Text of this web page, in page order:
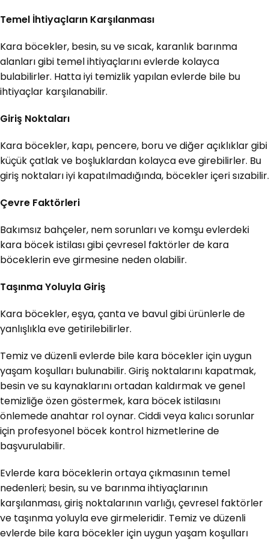
Temel İhtiyaçların Karşılanması
Kara böcekler, besin, su ve sıcak, karanlık barınma
alanları gibi temel ihtiyaçlarını evlerde kolayca
bulabilirler. Hatta iyi temizlik yapılan evlerde bile bu
ihtiyaçlar karşılanabilir.
Giriş Noktaları
Kara böcekler, kapı, pencere, boru ve diğer açıklıklar gibi
küçük çatlak ve boşluklardan kolayca eve girebilirler. Bu
giriş noktaları iyi kapatılmadığında, böcekler içeri sızabilir.
Çevre Faktörleri
Bakımsız bahçeler, nem sorunları ve komşu evlerdeki
kara böcek istilası gibi çevresel faktörler de kara
böceklerin eve girmesine neden olabilir.
Taşınma Yoluyla Giriş
Kara böcekler, eşya, çanta ve bavul gibi ürünlerle de
yanlışlıkla eve getirilebilirler.
Temiz ve düzenli evlerde bile kara böcekler için uygun
yaşam koşulları bulunabilir. Giriş noktalarını kapatmak,
besin ve su kaynaklarını ortadan kaldırmak ve genel
temizliğe özen göstermek, kara böcek istilasını
önlemede anahtar rol oynar. Ciddi veya kalıcı sorunlar
için profesyonel böcek kontrol hizmetlerine de
başvurulabilir.
Evlerde kara böceklerin ortaya çıkmasının temel
nedenleri; besin, su ve barınma ihtiyaçlarının
karşılanması, giriş noktalarının varlığı, çevresel faktörler
ve taşınma yoluyla eve girmeleridir. Temiz ve düzenli
evlerde bile kara böcekler için uygun yaşam koşulları